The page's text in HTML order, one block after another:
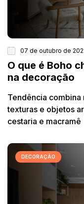
07 de outubro de
O que é Boho
na decoração
Tendência
texturas e objetos
cestaria e macramê
DECORAÇÃO